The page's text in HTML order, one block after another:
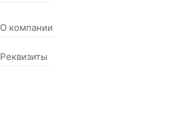
О компании
Реквизиты